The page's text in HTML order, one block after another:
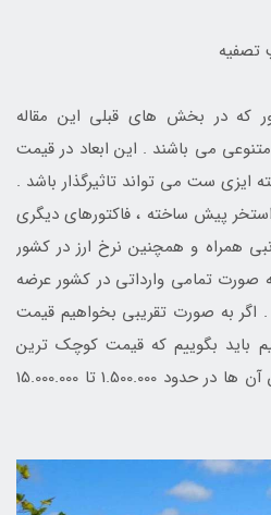
تصفیه
که در بخش های قبلی این مقاله
متنوعی می باشند . این ابعاد در قیمت
ایزی ست می تواند تاثیرگذار باشد .
استخر پیش ساخته ، فاکتورهای دیگری
همراه و همچنین نرخ ارز در کشور
صورت تمامی وارداتی در کشور عرضه
. اگر به صورت تقریبی بخواهیم قیمت
باید بگوییم که قیمت کوچک ترین
استخر ایزی ست تا بزرگ ترین آن ها در حدود 1.500.000 تا 15.000.000